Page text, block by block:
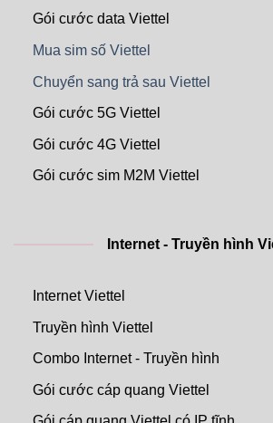
Gói cước data Viettel
Mua sim số Viettel
Chuyển sang trả sau Viettel
Gói cước 5G Viettel
Gói cước 4G Viettel
Gói cước sim M2M Viettel
Internet - Truyền hình
Internet Viettel
Truyền hình Viettel
Combo Internet - Truyền hình
Gói cước cáp quang Viettel